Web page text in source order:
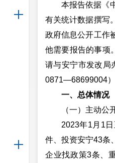
本报告依据《
有关统计数据撰写
政府信息公开工作
他需要报告的事项
请与安宁市发改局
0871—68699004）
一、总体情况
（一）主动公
2023年1月1
件、投资安宁43条
企业找政策3条、